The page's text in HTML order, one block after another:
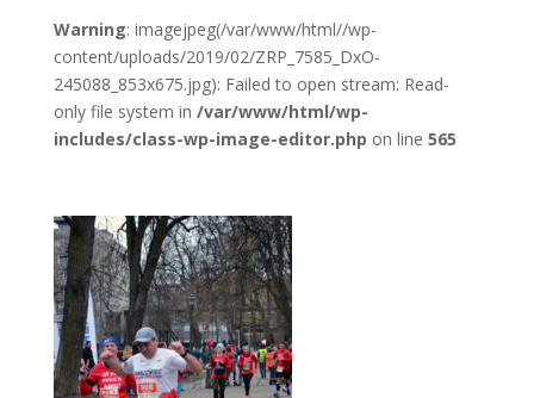
Warning: imagejpeg(/var/www/html//wp-
content/uploads/2019/02/ZRP_7585_DxO-
245088_853x675.jpg): Failed to open stream: Read-
only file system in /var/www/html/wp-
includes/class-wp-image-editor.php on line 565